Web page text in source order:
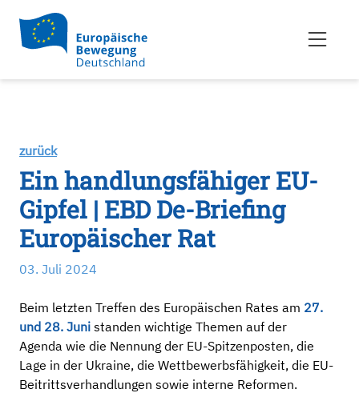
zurück
Ein handlungsfähiger EU-
Gipfel | EBD De-Briefing
Europäischer Rat
03. Juli 2024
Beim letzten Treffen des Europäischen Rates am 27.
und 28. Juni standen wichtige Themen auf der
Agenda wie die Nennung der EU-Spitzenposten, die
Lage in der Ukraine, die Wettbewerbsfähigkeit, die EU-
Beitrittsverhandlungen sowie interne Reformen.